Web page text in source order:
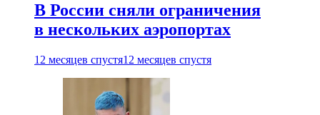
В России сняли ограничения
в нескольких аэропортах
12 месяцев спустя12 месяцев спустя